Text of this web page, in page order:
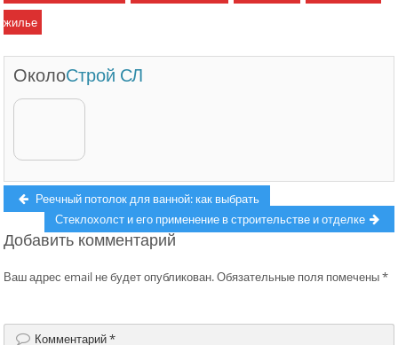
жилье
ОколоСтрой СЛ
Навигация
записям
Previous
post:
Реечный потолок для ванной: как выбрать
Next
post:
Стеклохолст и его применение в строительстве и отделке
Добавить комментарий
Ваш адрес email не будет опубликован.Обязательные поля помечены*
Комментарий*